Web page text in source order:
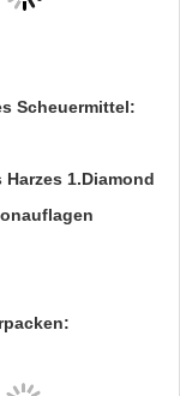
Scheuermittel:
1.Diamond